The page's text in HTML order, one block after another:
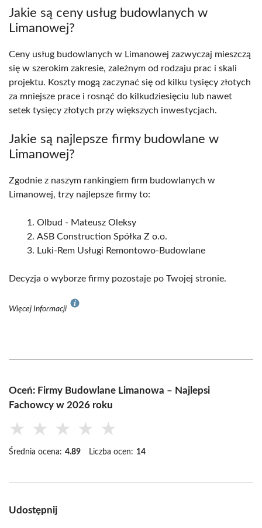
Jakie są ceny usług budowlanych w
Limanowej?
Ceny usług budowlanych w Limanowej zazwyczaj mieszczą
się w szerokim zakresie, zależnym od rodzaju prac i skali
projektu. Koszty mogą zaczynać się od kilku tysięcy złotych
za mniejsze prace i rosnąć do kilkudziesięciu lub nawet
setek tysięcy złotych przy większych inwestycjach.
Jakie są najlepsze firmy budowlane w
Limanowej?
Zgodnie z naszym rankingiem firm budowlanych w
Limanowej, trzy najlepsze firmy to:
Olbud - Mateusz Oleksy
ASB Construction Spółka Z o.o.
Luki-Rem Usługi Remontowo-Budowlane
Decyzja o wyborze firmy pozostaje po Twojej stronie.
Więcej Informacji
Oceń: Firmy Budowlane Limanowa – Najlepsi
Fachowcy w 2026 roku
★ ★ ★ ★ ★
Średnia ocena: 4.89 Liczba ocen: 14
Udostępnij